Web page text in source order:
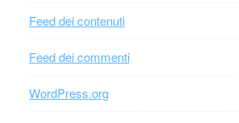
Feed dei contenuti
Feed dei commenti
WordPress.org